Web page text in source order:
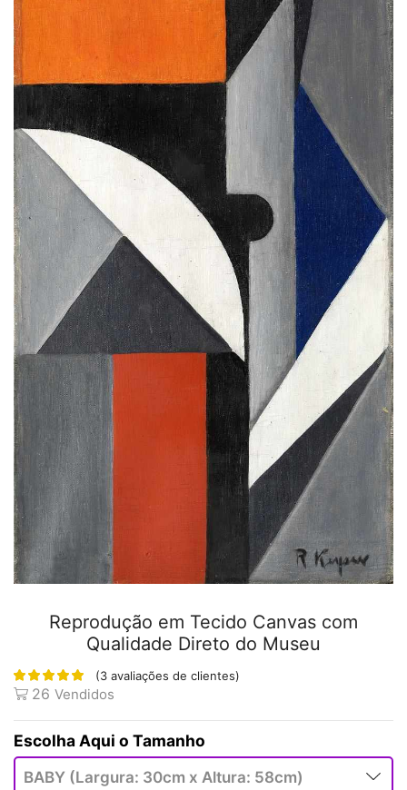
Reprodução em Tecido Canvas com
Qualidade Direto do Museu
(3 avaliações de clientes)
26 Vendidos
Tamanho